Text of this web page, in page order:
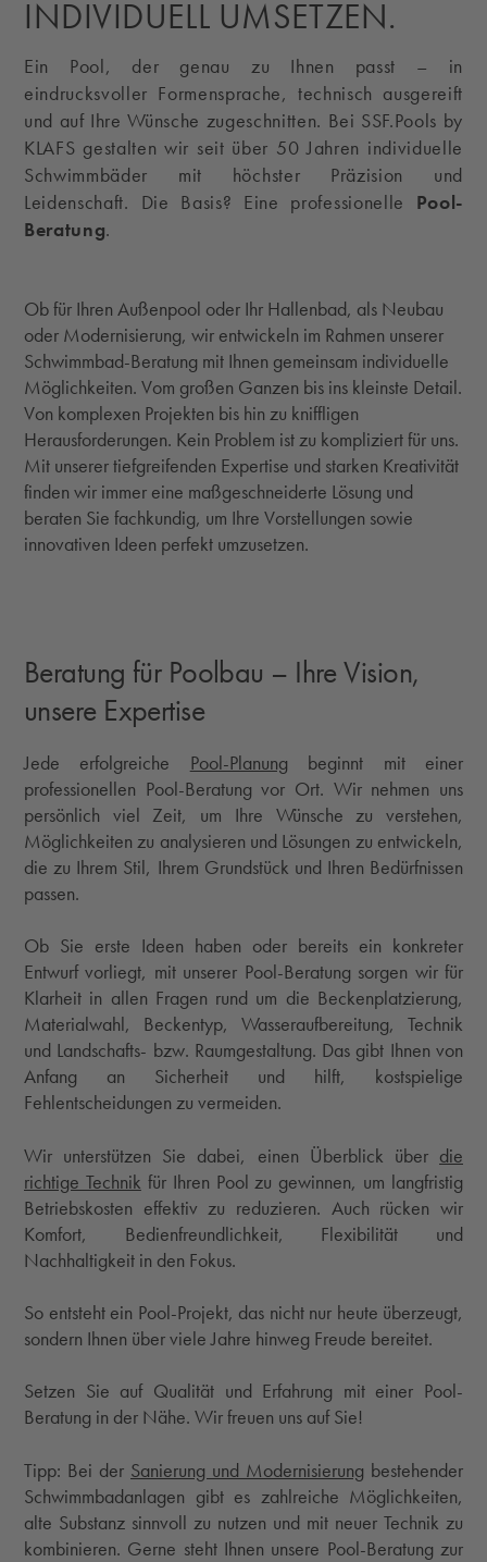
INDIVIDUELL UMSETZEN.
Ein Pool, der genau zu Ihnen passt – in
eindrucksvoller Formensprache, technisch ausgereift
und auf Ihre Wünsche zugeschnitten. Bei SSF.Pools by
KLAFS gestalten wir seit über 50 Jahren individuelle
Schwimmbäder mit höchster Präzision und
Leidenschaft. Die Basis? Eine professionelle Pool-
Beratung.
Ob für Ihren Außenpool oder Ihr Hallenbad, als Neubau
oder Modernisierung, wir entwickeln im Rahmen unserer
Schwimmbad-Beratung mit Ihnen gemeinsam individuelle
Möglichkeiten. Vom großen Ganzen bis ins kleinste Detail.
Von komplexen Projekten bis hin zu kniffligen
Herausforderungen. Kein Problem ist zu kompliziert für uns.
Mit unserer tiefgreifenden Expertise und starken Kreativität
finden wir immer eine maßgeschneiderte Lösung und
beraten Sie fachkundig, um Ihre Vorstellungen sowie
innovativen Ideen perfekt umzusetzen.
Beratung für Poolbau – Ihre Vision,
unsere Expertise
Jede erfolgreiche Pool-Planung beginnt mit einer
professionellen Pool-Beratung vor Ort. Wir nehmen uns
persönlich viel Zeit, um Ihre Wünsche zu verstehen,
Möglichkeiten zu analysieren und Lösungen zu entwickeln,
die zu Ihrem Stil, Ihrem Grundstück und Ihren Bedürfnissen
passen.
Ob Sie erste Ideen haben oder bereits ein konkreter
Entwurf vorliegt, mit unserer Pool-Beratung sorgen wir für
Klarheit in allen Fragen rund um die Beckenplatzierung,
Materialwahl, Beckentyp, Wasseraufbereitung, Technik
und Landschafts- bzw. Raumgestaltung. Das gibt Ihnen von
Anfang an Sicherheit und hilft, kostspielige
Fehlentscheidungen zu vermeiden.
Wir unterstützen Sie dabei, einen Überblick über die
richtige Technik für Ihren Pool zu gewinnen, um langfristig
Betriebskosten effektiv zu reduzieren. Auch rücken wir
Komfort, Bedienfreundlichkeit, Flexibilität und
Nachhaltigkeit in den Fokus.
So entsteht ein Pool-Projekt, das nicht nur heute überzeugt,
sondern Ihnen über viele Jahre hinweg Freude bereitet.
Setzen Sie auf Qualität und Erfahrung mit einer Pool-
Beratung in der Nähe. Wir freuen uns auf Sie!
Tipp: Bei der Sanierung und Modernisierung bestehender
Schwimmbadanlagen gibt es zahlreiche Möglichkeiten,
alte Substanz sinnvoll zu nutzen und mit neuer Technik zu
kombinieren. Gerne steht Ihnen unsere Pool-Beratung zur